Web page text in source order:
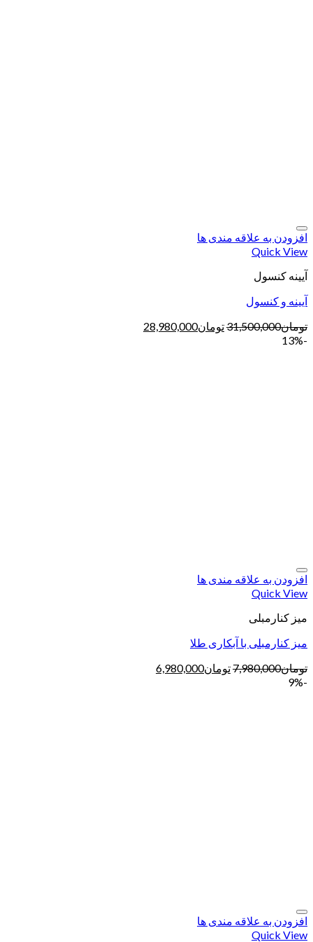
افزودن به علاقه مندی ها
Quick View
آیینه کنسول
آیینه و کنسول
تومان31,500,000تومان28,980,000
-13%
افزودن به علاقه مندی ها
Quick View
میز کنارمبلی
میز کنارمبلی با آبکاری طلا
تومان7,980,000تومان6,980,000
-9%
افزودن به علاقه مندی ها
Quick View